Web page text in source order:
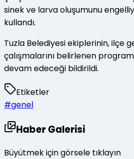
sinek ve larva oluşumunu
kullandı.
Tuzla Belediyesi ekiplerinin, ilçe
çalışmalarını belirlenen
devam edeceği bildirildi.
Etiketler
#genel
Haber Galerisi
Büyütmek için görsele tıklayın